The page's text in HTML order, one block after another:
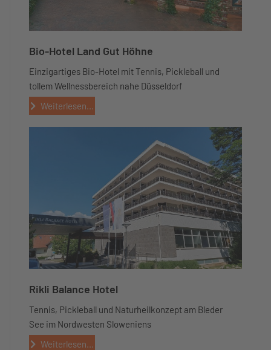
Bio-Hotel Land Gut Höhne
Einzigartiges Bio-Hotel mit Tennis, Pickleball und
tollem Wellnessbereich nahe Düsseldorf
Weiterlesen...
Rikli Balance Hotel
Tennis, Pickleball und Naturheilkonzept am Bleder
See im Nordwesten Sloweniens
Weiterlesen...